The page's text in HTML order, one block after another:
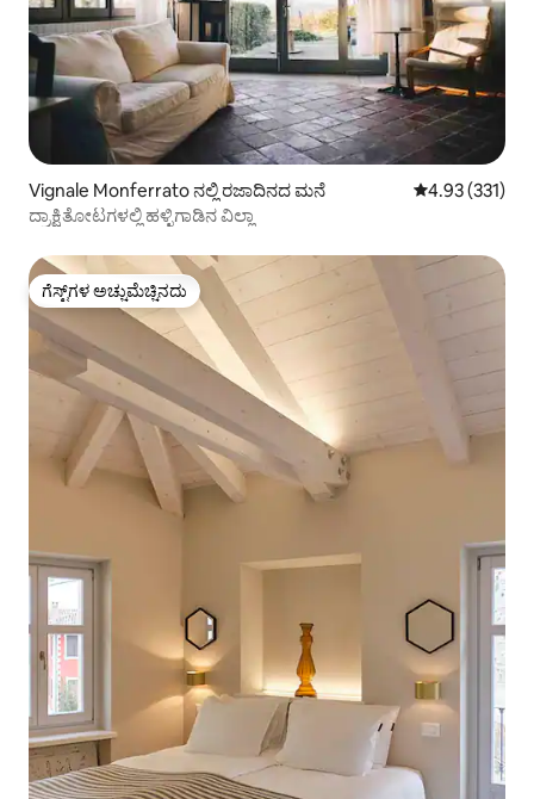
Vignale Monferrato ನಲ್ಲಿ ರಜಾದಿನದ ಮನೆ 5 ರಲ್ಲಿ 4.93
4.93 (331)
ದ್ರಾಕ್ಷಿತೋಟಗಳಲ್ಲಿ ಹಳ್ಳಿಗಾಡಿನ ವಿಲ್ಲಾ
ಗೆಸ್ಟ್‌ಗಳ ಅಚ್ಚುಮೆಚ್ಚಿನದು
ಗೆಸ್ಟ್‌ಗಳ ಅಚ್ಚುಮೆಚ್ಚಿನದು